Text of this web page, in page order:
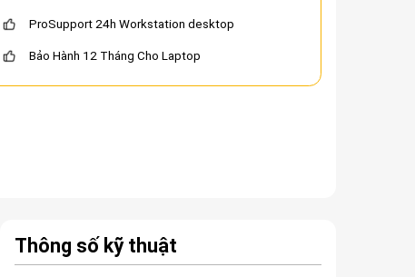
ProSupport 24h Workstation desktop
Bảo Hành 12 Tháng Cho Laptop
Thông số kỹ thuật